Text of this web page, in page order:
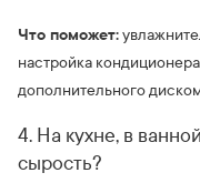
Что поможет:
настройка
дополнительного
4. На кухне, в
сырость?